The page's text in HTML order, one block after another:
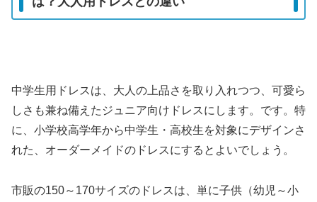
中学生用ドレスは、大人の上品さを取り入れつつ、可愛ら
しさも兼ね備えたジュニア向けドレスにします。です。特
に、小学校高学年から中学生・高校生を対象にデザインさ
れた、オーダーメイドのドレスにするとよいでしょう。
市販の150～170サイズのドレスは、単に子供（幼児～小